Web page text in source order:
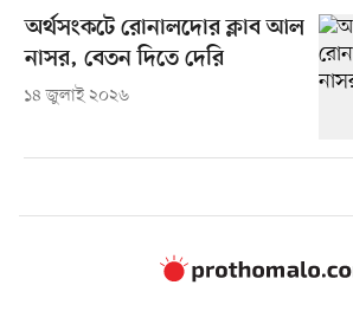
অর্থসংকটে রোনালদোর ক্লাব আল
নাসর, বেতন দিতে দেরি
১৪ জুলাই ২০২৬